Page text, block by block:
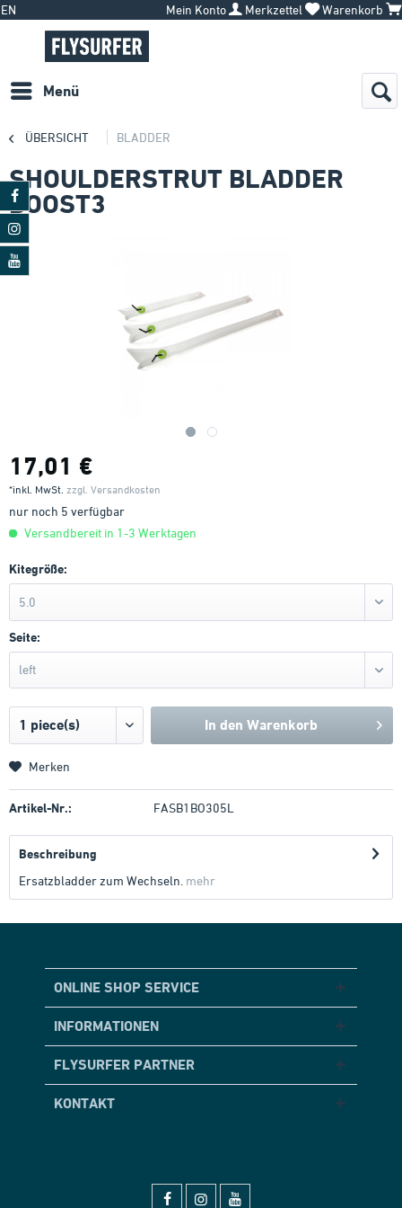
EN Mein Konto Merkzettel Warenkorb
Menü
ÜBERSICHT BLADDER
SHOULDERSTRUT BLADDER
BOOST3
17,01 €
*inkl. MwSt. zzgl. Versandkosten
nur noch 5 verfügbar
Versandbereit in 1-3 Werktagen
Kitegröße:
5.0
Seite:
left
In den Warenkorb
Merken
Artikel-Nr.: FASB1BO305L
Beschreibung
Ersatzbladder zum Wechseln. mehr
ONLINE SHOP SERVICE
INFORMATIONEN
FLYSURFER PARTNER
KONTAKT